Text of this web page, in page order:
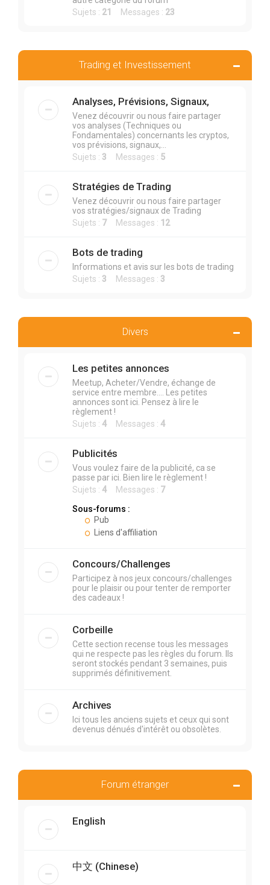
Sujets : 21 Messages : 23
Trading et Investissement
Analyses, Prévisions, Signaux,
Venez découvrir ou nous faire partager
vos analyses (Techniques ou
Fondamentales) concernants les cryptos,
vos prévisions, signaux,...
Sujets : 3 Messages : 5
Stratégies de Trading
Venez découvrir ou nous faire partager
vos stratégies/signaux de Trading
Sujets : 7Messages : 12
Bots de trading
Informations et avis sur les bots de trading
Sujets : 3 Messages : 3
Divers
Les petites annonces
Meetup, Acheter/Vendre, échange de
service entre membre.... Les petites
annonces sont ici. Pensez à lire le
règlement !
Sujets : 4 Messages : 4
Publicités
Vous voulez faire de la publicité, ca se
passe par ici. Bien lire le règlement !
Sujets : 4 Messages : 7
Sous-forums :
Pub
Liens d'affiliation
Concours/Challenges
Participez à nos jeux concours/challenges
pour le plaisir ou pour tenter de remporter
des cadeaux !
Corbeille
Cette section recense tous les messages
qui ne respecte pas les règles du forum. Ils
seront stockés pendant 3 semaines, puis
supprimés définitivement.
Archives
Ici tous les anciens sujets et ceux qui sont
devenus dénués d'intérêt ou obsolètes.
Forum étranger
English
中文 (Chinese)